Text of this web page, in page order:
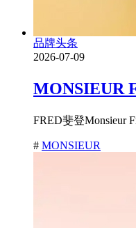
品牌头条
2026-07-09
MONSIEUR
FRED斐登Monsieur
# MONSIEUR